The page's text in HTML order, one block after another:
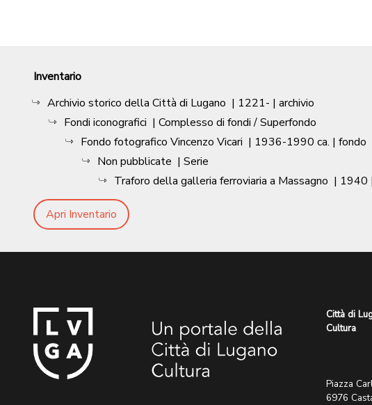
Inventario
Archivio storico della Città di Lugano | 1221- | archivio
Fondi iconografici | Complesso di fondi / Superfondo
Fondo fotografico Vincenzo Vicari | 1936-1990 ca. | fondo
Non pubblicate | Serie
Traforo della galleria ferroviaria a Massagno | 1940
Apri Inventario
Città di
Cultura
Piazza
6976